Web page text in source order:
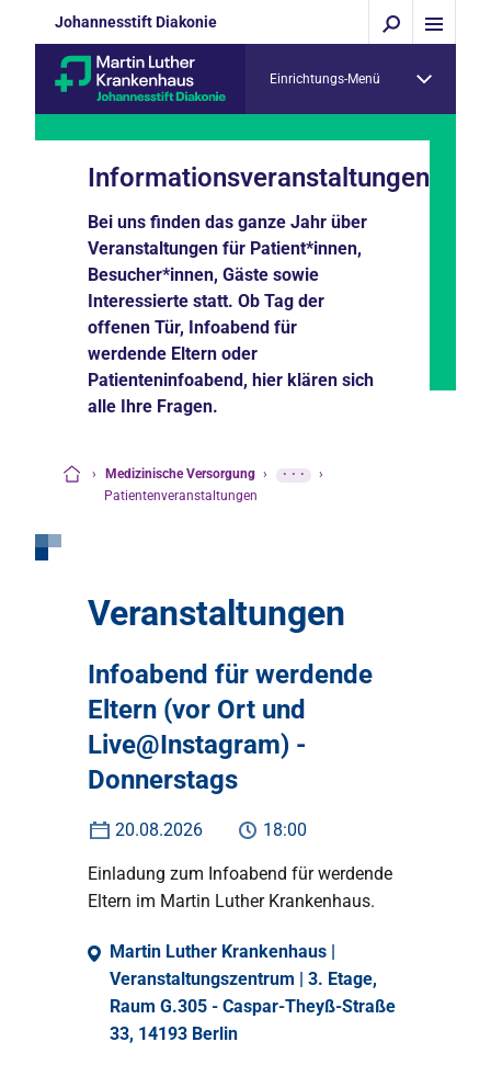
Johannesstift Diakonie
Einrichtungs-Menü
Informationsveranstaltungen
Bei uns finden das ganze Jahr über
Veranstaltungen für Patient*innen,
Besucher*innen, Gäste sowie
Interessierte statt. Ob Tag der
offenen Tür, Infoabend für
werdende Eltern oder
Patienteninfoabend, hier klären sich
alle Ihre Fragen.
› Medizinische Versorgung › ···
›
Patientenveranstaltungen
Veranstaltungen
Infoabend für werdende
Eltern (vor Ort und
Live@Instagram) -
Donnerstags
20.08.2026 18:00
Einladung zum Infoabend für werdende
Eltern im Martin Luther Krankenhaus.
Martin Luther Krankenhaus |
Veranstaltungszentrum | 3. Etage,
Raum G.305 - Caspar-Theyß-Straße
33, 14193 Berlin